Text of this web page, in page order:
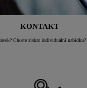
KONTAKT
Chcete získat individuální